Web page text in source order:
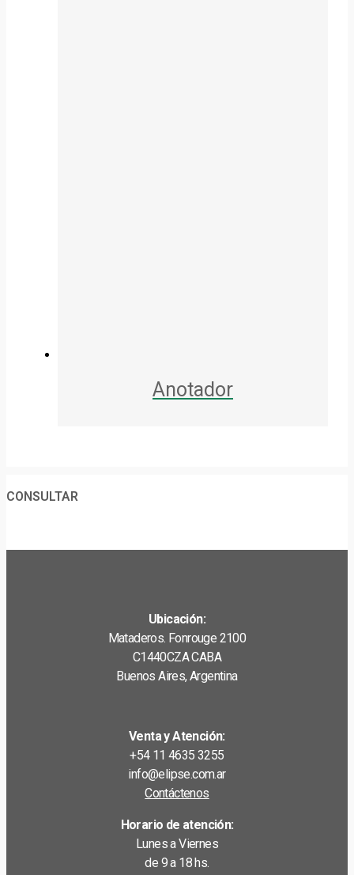
Anotador
CONSULTAR
Ubicación:
Mataderos. Fonrouge 2100
C1440CZA CABA
Buenos Aires, Argentina
Venta y Atención:
+54 11 4635 3255
info@elipse.com.ar
Contáctenos
Horario de atención:
Lunes a Viernes
de 9 a 18 hs.